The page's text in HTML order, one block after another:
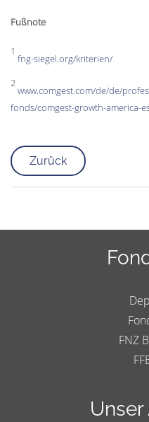
Fußnote
1
fng-siegel.org/kriterien/
2
www.comgest.com/de/de/
fonds/comgest-growth-america-
Zurück
FNZ